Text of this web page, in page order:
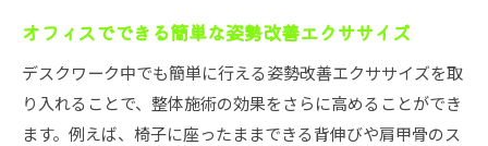
オフィスでできる簡単な姿勢改善エクササイズ
デスクワーク中でも簡単に行える姿勢改善エクササイズを取
り入れることで、整体施術の効果をさらに高めることができ
ます。例えば、椅子に座ったままできる背伸びや肩甲骨のス